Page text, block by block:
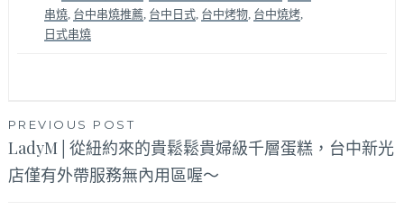
串燒, 台中串燒推薦, 台中日式, 台中烤物, 台中燒烤,
日式串燒
文
章
PREVIOUS POST
LadyM│從紐約來的貴鬆鬆貴婦級千層蛋糕，台中新光
店僅有外帶服務無內用區喔～